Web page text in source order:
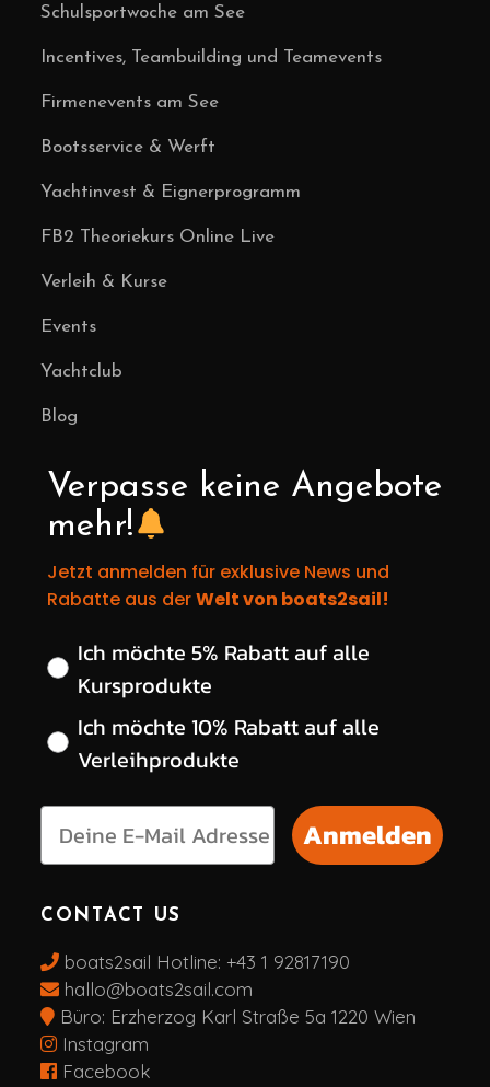
Schulsportwoche am See
Incentives, Teambuilding und Teamevents
Firmenevents am See
Bootsservice & Werft
Yachtinvest & Eignerprogramm
FB2 Theoriekurs Online Live
Verleih & Kurse
Events
Yachtclub
Blog
Verpasse keine Angebote
mehr!
Jetzt anmelden für exklusive News und
Rabatte aus derWelt von boats2sail!
Wähle deinen gewünschten Rabatt
Ich möchte 5% Rabatt auf alle
Kursprodukte
Ich möchte 10% Rabatt auf alle
Verleihprodukte
Anmelden
CONTACT US
boats2sail Hotline: +43 1 92817190
hallo@boats2sail.com
Büro: Erzherzog Karl Straße 5a 1220 Wien
Instagram
Facebook